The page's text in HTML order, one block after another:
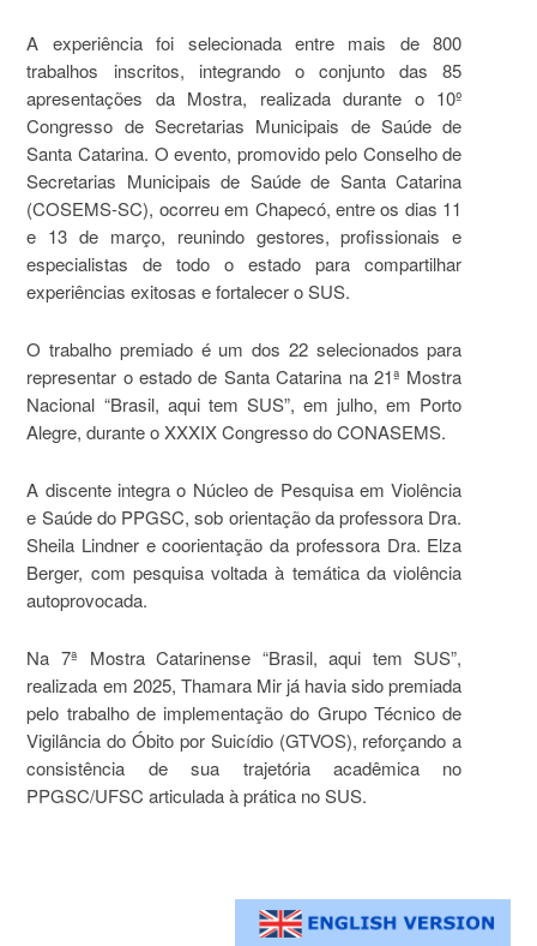
A experiência foi selecionada entre mais de 800
trabalhos inscritos, integrando o conjunto das 85
apresentações da Mostra, realizada durante o 10º
Congresso de Secretarias Municipais de Saúde de
Santa Catarina. O evento, promovido pelo Conselho de
Secretarias Municipais de Saúde de Santa Catarina
(COSEMS-SC), ocorreu em Chapecó, entre os dias 11
e 13 de março, reunindo gestores, profissionais e
especialistas de todo o estado para compartilhar
experiências exitosas e fortalecer o SUS.
O trabalho premiado é um dos 22 selecionados para
representar o estado de Santa Catarina na 21ª Mostra
Nacional “Brasil, aqui tem SUS”, em julho, em Porto
Alegre, durante o XXXIX Congresso do CONASEMS.
A discente integra o Núcleo de Pesquisa em Violência
e Saúde do PPGSC, sob orientação da professora Dra.
Sheila Lindner e coorientação da professora Dra. Elza
Berger, com pesquisa voltada à temática da violência
autoprovocada.
Na 7ª Mostra Catarinense “Brasil, aqui tem SUS”,
realizada em 2025, Thamara Mir já havia sido premiada
pelo trabalho de implementação do Grupo Técnico de
Vigilância do Óbito por Suicídio (GTVOS), reforçando a
consistência de sua trajetória acadêmica no
PPGSC/UFSC articulada à prática no SUS.